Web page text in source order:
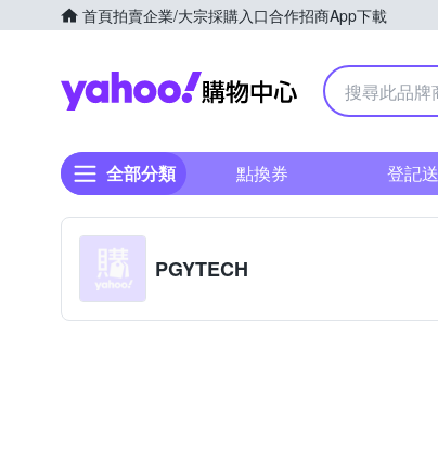
首頁拍賣企業/大宗採購入口合作招商App下載
Yahoo購物中心
全部分類 點換券 登記送
PGYTECH